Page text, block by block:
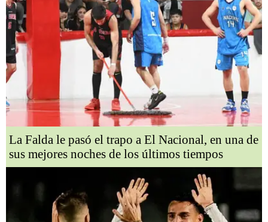
La Falda le pasó el trapo a El Nacional, en una de
sus mejores noches de los últimos tiempos